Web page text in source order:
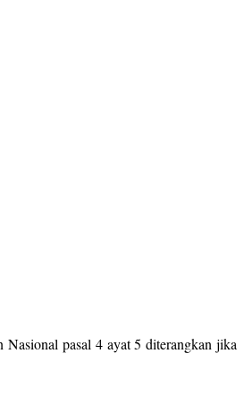
pasal 4 ayat 5 diterangkan jika